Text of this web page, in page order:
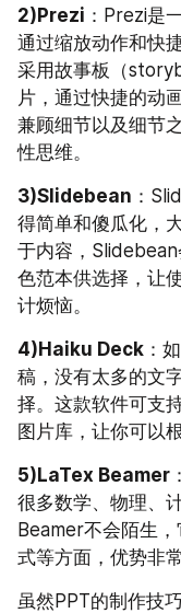
2)Prezi ：Prezi是
通过缩放动作和快
采用故事板（
片，通过快捷的动
兼顾细节以及细节
性思维。
3)Slidebean ：
得简单和傻瓜化，
于内容，
色范本供选择，让
计烦恼。
4)Haiku Deck ：
稿，没有太多的文
择。这款软件可支
图片库，让你可以
5)LaTex Beamer
很多数学、物理、
Beamer不会陌生
式等方面，优势非常
虽然PPT的制作技